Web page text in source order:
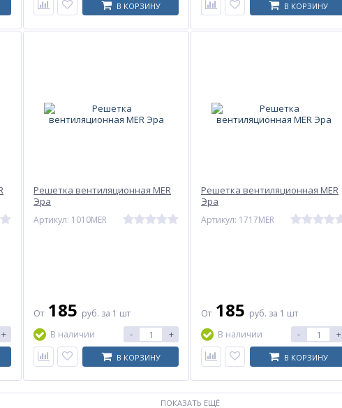
В КОРЗИНУ В КОРЗИНУ
+
Решетка вентиляционная MER
Эра
Артикул: 1010MER
От 185 руб. за 1 шт
В наличии
- +
В КОРЗИНУ
Решетка вентиляционная MER
Эра
Артикул: 1717MER
От 185 руб. за 1 шт
В наличии
- +
В КОРЗИНУ
ПОКАЗАТЬ ЕЩЁ